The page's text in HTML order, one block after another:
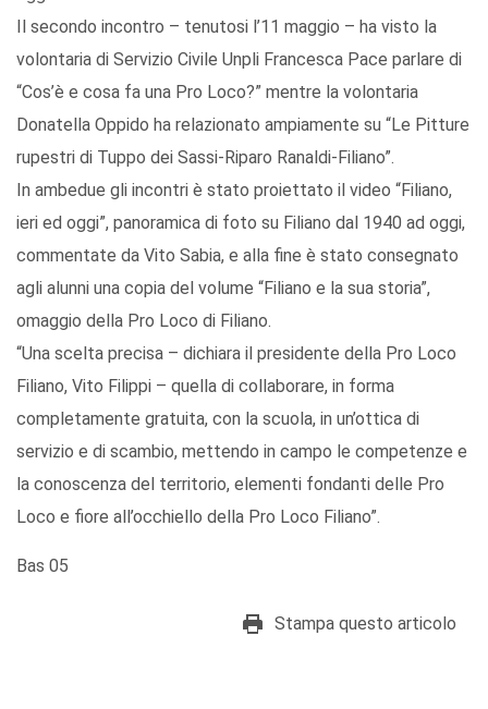
Il secondo incontro – tenutosi l’11 maggio – ha visto la
volontaria di Servizio Civile Unpli Francesca Pace parlare di
“Cos’è e cosa fa una Pro Loco?” mentre la volontaria
Donatella Oppido ha relazionato ampiamente su “Le Pitture
rupestri di Tuppo dei Sassi-Riparo Ranaldi-Filiano”.
In ambedue gli incontri è stato proiettato il video “Filiano,
ieri ed oggi”, panoramica di foto su Filiano dal 1940 ad oggi,
commentate da Vito Sabia, e alla fine è stato consegnato
agli alunni una copia del volume “Filiano e la sua storia”,
omaggio della Pro Loco di Filiano.
“Una scelta precisa – dichiara il presidente della Pro Loco
Filiano, Vito Filippi – quella di collaborare, in forma
completamente gratuita, con la scuola, in un’ottica di
servizio e di scambio, mettendo in campo le competenze e
la conoscenza del territorio, elementi fondanti delle Pro
Loco e fiore all’occhiello della Pro Loco Filiano”.
Bas 05
Stampa questo articolo